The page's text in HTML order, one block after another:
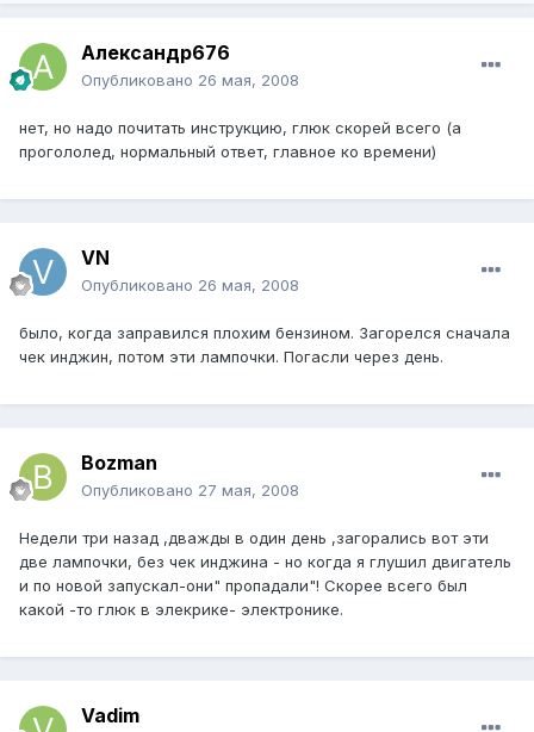
Александр676
Опубликовано 26 мая, 2008
нет, но надо почитать инструкцию, глюк скорей всего (а
прогололед, нормальный ответ, главное ко времени)
VN
Опубликовано 26 мая, 2008
было, когда заправился плохим бензином. Загорелся сначала
чек инджин, потом эти лампочки. Погасли через день.
Bozman
Опубликовано 27 мая, 2008
Недели три назад ,дважды в один день ,загорались вот эти
две лампочки, без чек инджина - но когда я глушил двигатель
и по новой запускал-они" пропадали"! Скорее всего был
какой -то глюк в элекрике- электронике.
Vadim